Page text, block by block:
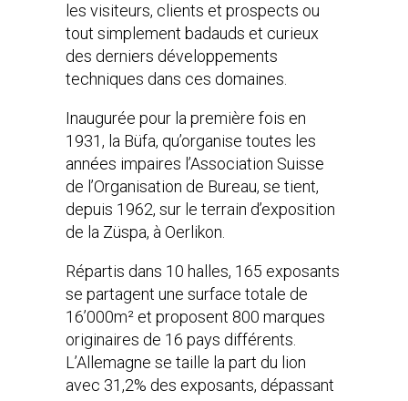
les visiteurs, clients et prospects ou
tout simplement badauds et curieux
des derniers développements
techniques dans ces domaines.
Inaugurée pour la première fois en
1931, la Büfa, qu’organise toutes les
années impaires l’Association Suisse
de l’Organisation de Bureau, se tient,
depuis 1962, sur le terrain d’exposition
de la Züspa, à Oerlikon.
Répartis dans 10 halles, 165 exposants
se partagent une surface totale de
16’000m² et proposent 800 marques
originaires de 16 pays différents.
L’Allemagne se taille la part du lion
avec 31,2% des exposants, dépassant